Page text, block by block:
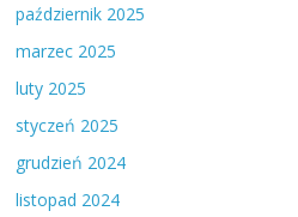
październik 2025
marzec 2025
luty 2025
styczeń 2025
grudzień 2024
listopad 2024